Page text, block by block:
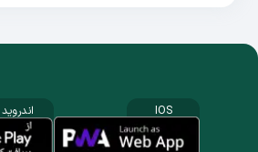
IOS اندروید